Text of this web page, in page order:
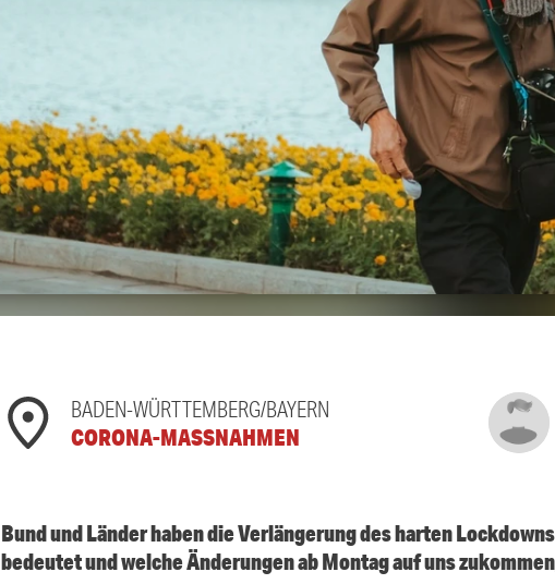
BADEN-WÜRTTEMBERG/BAYERN
CORONA-MASSNAHMEN
Bund und Länder haben die Verlängerung des harten
bedeutet und welche Änderungen ab Montag auf uns